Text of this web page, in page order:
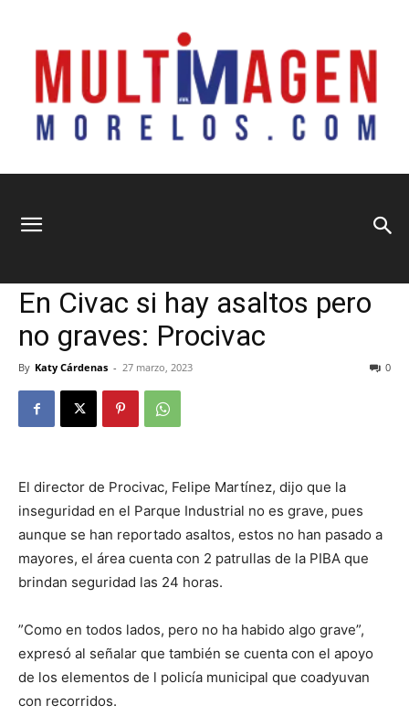
Morelos
En Civac si hay asaltos pero
no graves: Procivac
By Katy Cárdenas - 27 marzo, 2023 0
El director de Procivac, Felipe Martínez, dijo que la
inseguridad en el Parque Industrial no es grave, pues
aunque se han reportado asaltos, estos no han pasado a
mayores, el área cuenta con 2 patrullas de la PIBA que
brindan seguridad las 24 horas.
”Como en todos lados, pero no ha habido algo grave”,
expresó al señalar que también se cuenta con el apoyo
de los elementos de l policía municipal que coadyuvan
con recorridos.